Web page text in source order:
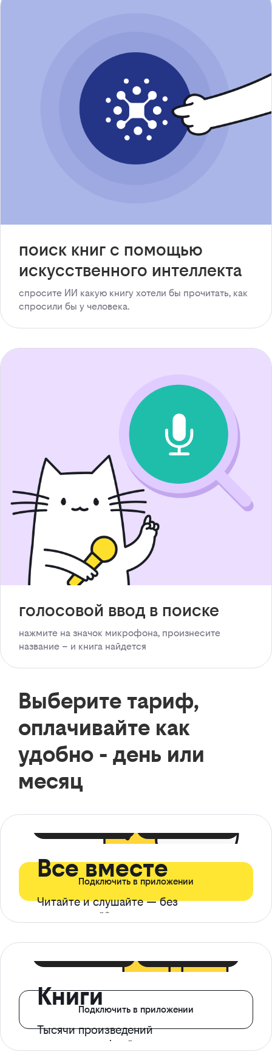
поиск книг с помощью
искусственного интеллекта
спросите ИИ какую книгу хотели бы прочитать, как
спросили бы у человека.
голосовой ввод в поиске
нажмите на значок микрофона, произнесите
название – и книга найдется
Выберите тариф,
оплачивайте как
удобно - день или
месяц
Все вместе
Читайте и слушайте — без
ограничений*
Подключить в приложении
Книги
Тысячи произведений
с доступом офлайн
Подключить в приложении